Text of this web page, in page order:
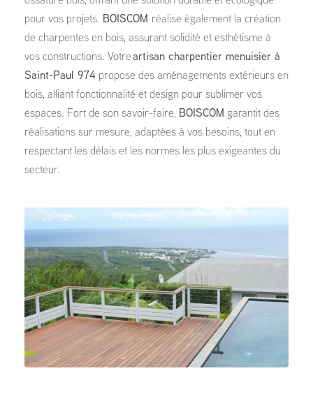
pour vos projets. BOISCOM réalise également la création
de charpentes en bois, assurant solidité et esthétisme à
vos constructions. Votre artisan charpentier menuisier à
Saint-Paul 974 propose des aménagements extérieurs en
bois, alliant fonctionnalité et design pour sublimer vos
espaces. Fort de son savoir-faire, BOISCOM garantit des
réalisations sur mesure, adaptées à vos besoins, tout en
respectant les délais et les normes les plus exigeantes du
secteur.